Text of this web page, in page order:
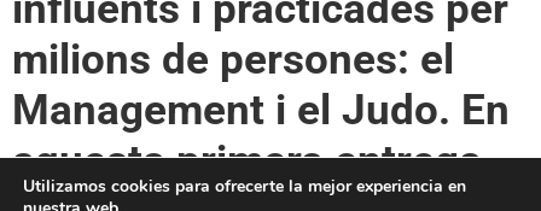
milions de persones: el
Management i el Judo. En
aquesta primera entrega
Utilizamos cookies para ofrecerte la mejor experiencia en